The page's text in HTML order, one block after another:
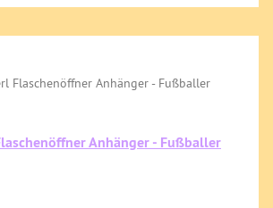
Anhänger - Fußballer